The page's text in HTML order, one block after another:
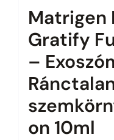
Matrigen
Gratify
–
on 10ml